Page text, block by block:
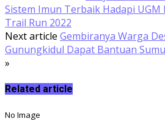
Sistem Imun Terbaik Hadapi
Trail Run 2022
Next article Gembiranya Warga
Gunungkidul Dapat Bantuan
»
Related article
No Image